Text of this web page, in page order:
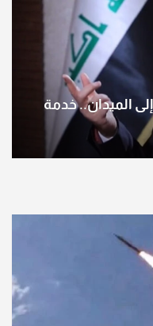
الميدان.. خدمة